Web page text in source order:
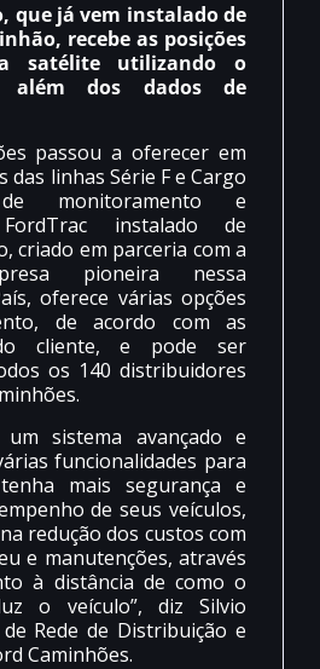
que já vem instalado de
recebe as posições
satélite utilizando o
além dos dados de
passou a oferecer em
das linhas Série F e Cargo
monitoramento e
instalado de
criado em parceria com a
pioneira nessa
oferece várias opções
de acordo com as
do cliente, e pode ser
os 140 distribuidores
sistema avançado e
funcionalidades para
mais segurança e
de seus veículos,
redução dos custos com
e manutenções, através
à distância de como o
o veículo”, diz Silvio
Rede de Distribuição e
Caminhões.